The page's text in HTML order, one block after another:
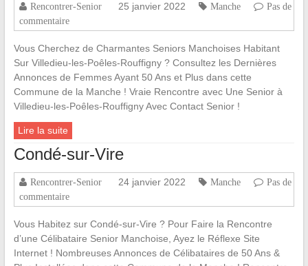
Rencontrer-Senior 25 janvier 2022 Manche
Pas de
commentaire
Vous Cherchez de Charmantes Seniors Manchoises Habitant
Sur Villedieu-les-Poêles-Rouffigny ? Consultez les Dernières
Annonces de Femmes Ayant 50 Ans et Plus dans cette
Commune de la Manche ! Vraie Rencontre avec Une Senior à
Villedieu-les-Poêles-Rouffigny Avec Contact Senior !
Lire la suite
Condé-sur-Vire
Rencontrer-Senior 24 janvier 2022 Manche
Pas de
commentaire
Vous Habitez sur Condé-sur-Vire ? Pour Faire la Rencontre
d’une Célibataire Senior Manchoise, Ayez le Réflexe Site
Internet ! Nombreuses Annonces de Célibataires de 50 Ans &